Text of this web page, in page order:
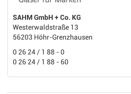
SAHM GmbH + Co. KG
Westerwaldstraße 13
56203 Höhr-Grenzhausen
0 26 24 / 1 88 - 0
0 26 24 / 1 88 - 60